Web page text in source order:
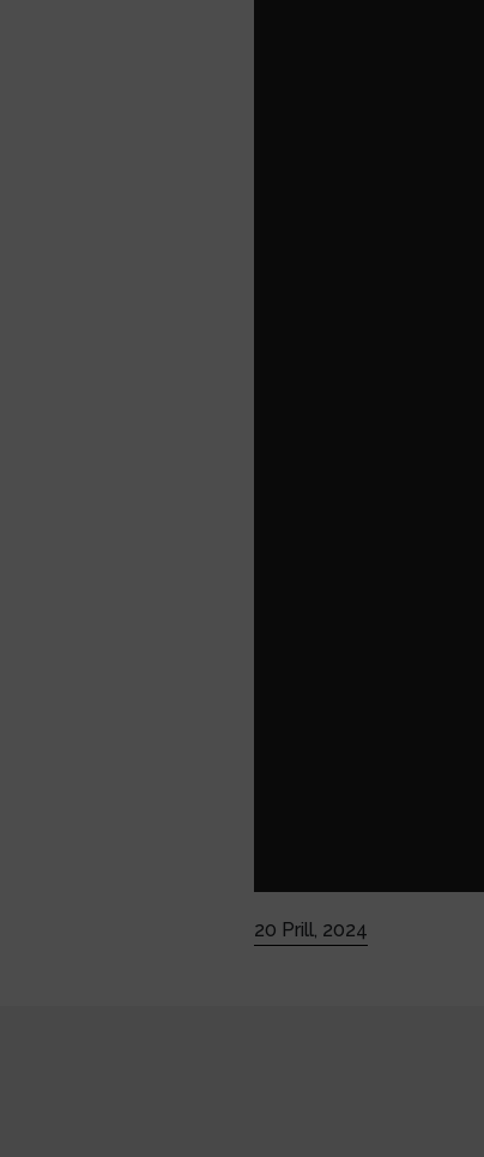
20 Prill, 2024